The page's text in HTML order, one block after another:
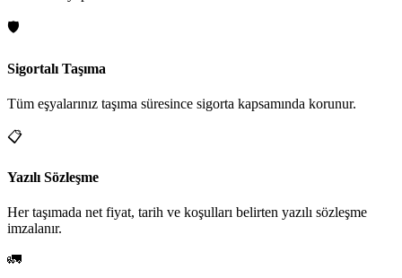
🛡️
Sigortalı Taşıma
Tüm eşyalarınız taşıma süresince sigorta kapsamında korunur.
📋
Yazılı Sözleşme
Her taşımada net fiyat, tarih ve koşulları belirten yazılı sözleşme
imzalanır.
🚛